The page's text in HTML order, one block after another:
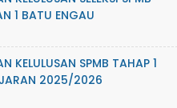
1 BATU ENGAU
KELULUSAN SPMB TAHAP 1
2025/2026